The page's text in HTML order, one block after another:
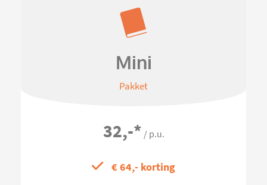
Mini
Pakket
32,-* / p.u.
€ 64,- korting